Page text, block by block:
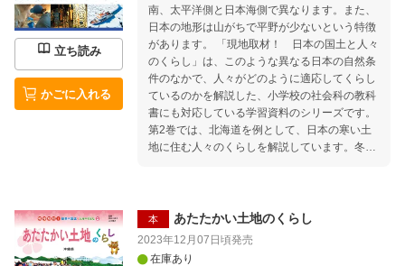
立ち読み
かごに入れる
南、太平洋側と日本海側で異なります。また、
日本の地形は山がちで平野が少ないという特徴
があります。 「現地取材！ 日本の国土と人々
のくらし」は、このような異なる日本の自然条
件のなかで、人々がどのように適応してくらし
ているのかを解説した、小学校の社会科の教科
書にも対応している学習資料のシリーズです。
第2巻では、北海道を例として、日本の寒い土
地に住む人々のくらしを解説しています。冬の
開拓の歴史などを、現地での取材をもとに充実
な地図や図版、データ資料とあわせて紹介して
本 あたたかい土地のくらし
2023年12月07日頃発売
在庫あり